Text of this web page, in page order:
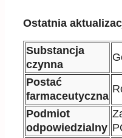
Ostatnia
Substancja
czynna
Postać
farmaceutyczna
Podmiot
odpowiedzialny